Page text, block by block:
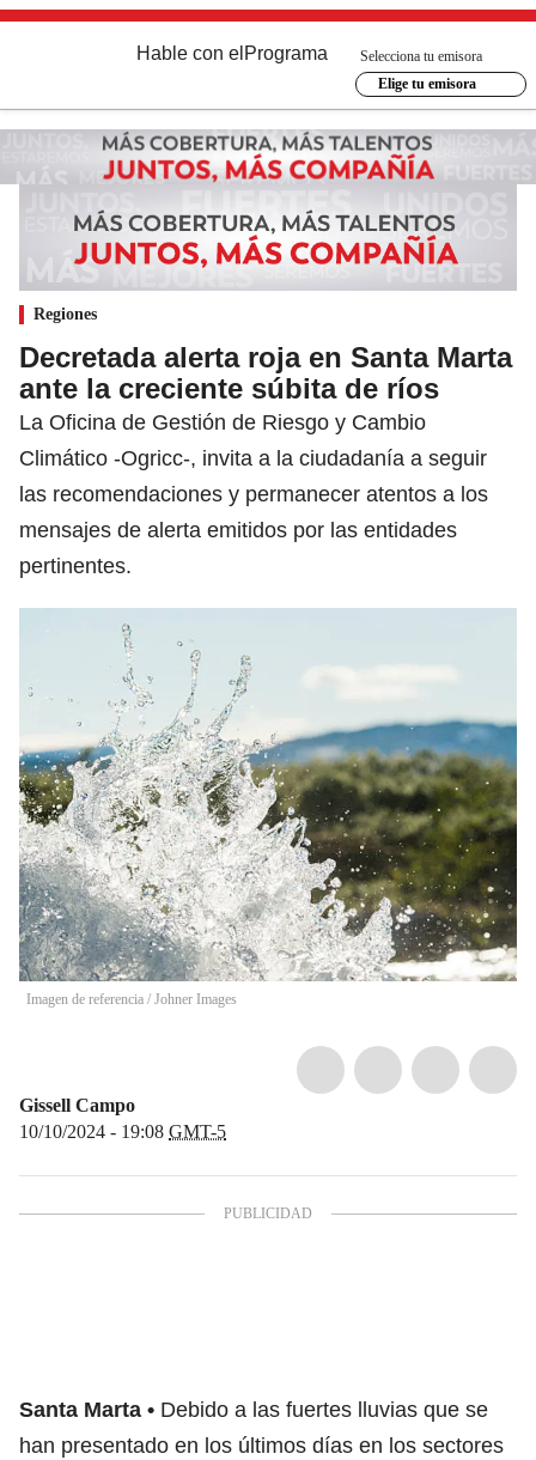
Hable con el Programa
Selecciona tu emisora
Elige tu emisora
Regiones
Decretada alerta roja en Santa Marta
ante la creciente súbita de ríos
La Oficina de Gestión de Riesgo y Cambio
Climático -Ogricc-, invita a la ciudadanía a seguir
las recomendaciones y permanecer atentos a los
mensajes de alerta emitidos por las entidades
pertinentes.
Imagen de referencia / Johner Images
Gissell Campo
10/10/2024 - 19:08 GMT-5
Santa Marta
Debido a las fuertes lluvias que se
han presentado en los últimos días en los sectores